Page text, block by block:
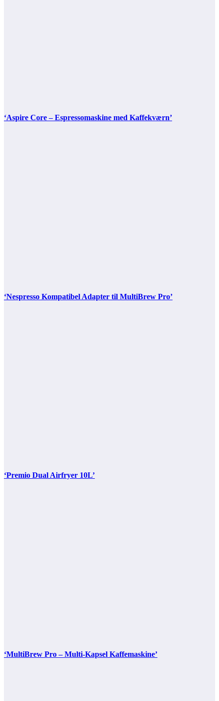
‘Aspire Core – Espressomaskine med Kaffekværn’
‘Nespresso Kompatibel Adapter til MultiBrew Pro’
‘Premio Dual Airfryer 10L’
‘MultiBrew Pro – Multi-Kapsel Kaffemaskine’